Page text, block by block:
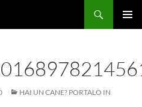
HAI UN CANE? PORTALO IN